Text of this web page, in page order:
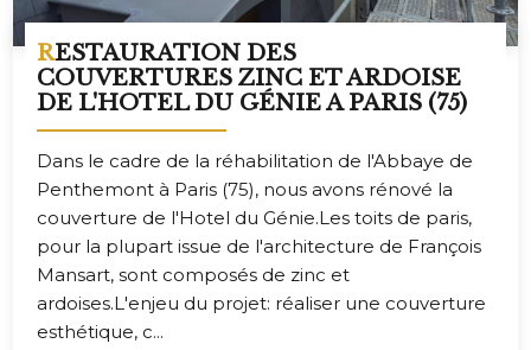
RESTAURATION DES
COUVERTURES ZINC ET ARDOISE
DE L'HOTEL DU GÉNIE A PARIS (75)
Dans le cadre de la réhabilitation de l'Abbaye de
Penthemont à Paris (75), nous avons rénové la
couverture de l'Hotel du Génie.Les toits de paris,
pour la plupart issue de l'architecture de François
Mansart, sont composés de zinc et
ardoises.L'enjeu du projet: réaliser une couverture
esthétique, c...